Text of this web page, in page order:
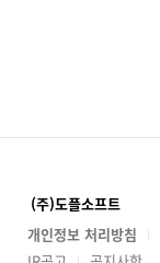
(주)도플소프트
개인정보 처리방침